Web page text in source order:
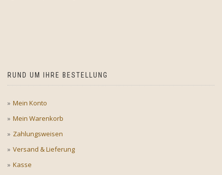
RUND UM IHRE BESTELLUNG
Mein Konto
Mein Warenkorb
Zahlungsweisen
Versand & Lieferung
Kasse